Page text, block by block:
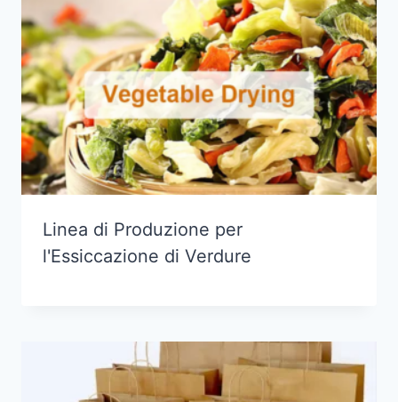
Linea di Produzione per
l'Essiccazione di Verdure